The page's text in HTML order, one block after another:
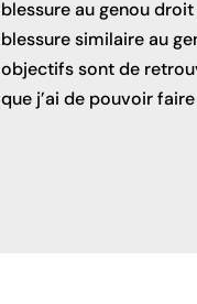
blessure au genou
blessure similaire au
objectifs sont de
que j’ai de pouvoir